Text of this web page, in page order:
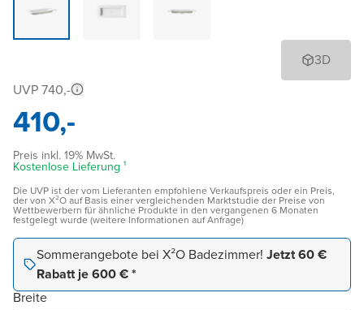
3D
UVP 740,-
410,-
Preis inkl. 19% MwSt.
Kostenlose Lieferung ¹
Die UVP ist der vom Lieferanten empfohlene Verkaufspreis oder ein Preis,
der von X²O auf Basis einer vergleichenden Marktstudie der Preise von
Wettbewerbern für ähnliche Produkte in den vergangenen 6 Monaten
festgelegt wurde (weitere Informationen auf Anfrage)
Sommerangebote bei X²O Badezimmer! Jetzt 60 €
Rabatt je 600 € *
Breite